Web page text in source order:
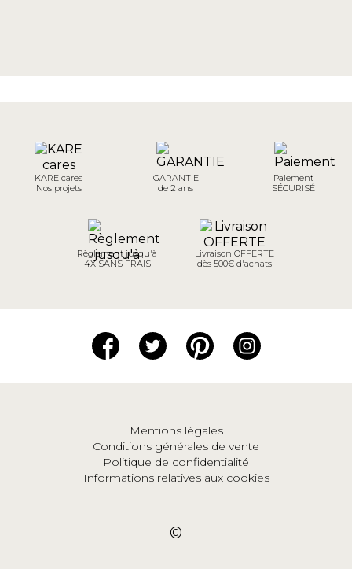
KARE cares
Nos projets
GARANTIE
de 2 ans
Paiement
SÉCURISÉ
Règlement jusqu'à
4X SANS FRAIS
Livraison OFFERTE
dès 500€ d'achats
Mentions légales
Conditions générales de vente
Politique de confidentialité
Informations relatives aux cookies
©